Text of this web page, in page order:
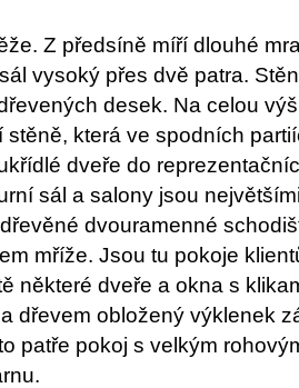
Z předsíně míří dlouhé
vysoký přes dvě patra.
desek. Na celou
stěně, která ve spodních
dveře do
sál a salony jsou
dvouramenné
mříže. Jsou tu pokoje
některé dveře a okna s
dřevem obložený výklenek
patře pokoj s velkým